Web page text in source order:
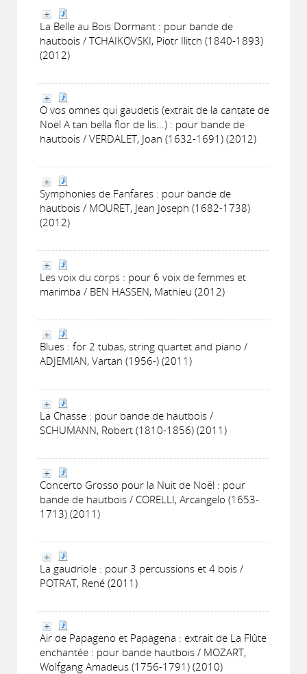
La Belle au Bois Dormant : pour bande de
hautbois / TCHAIKOVSKI, Piotr Ilitch (1840-1893)
(2012)
O vos omnes qui gaudetis (extrait de la cantate de
Noël A tan bella flor de lis...) : pour bande de
hautbois / VERDALET, Joan (1632-1691) (2012)
Symphonies de Fanfares : pour bande de
hautbois / MOURET, Jean Joseph (1682-1738)
(2012)
Les voix du corps : pour 6 voix de femmes et
marimba / BEN HASSEN, Mathieu (2012)
Blues : for 2 tubas, string quartet and piano /
ADJEMIAN, Vartan (1956-) (2011)
La Chasse : pour bande de hautbois /
SCHUMANN, Robert (1810-1856) (2011)
Concerto Grosso pour la Nuit de Noël : pour
bande de hautbois / CORELLI, Arcangelo (1653-
1713) (2011)
La gaudriole : pour 3 percussions et 4 bois /
POTRAT, René (2011)
Air de Papageno et Papagena : extrait de La Flûte
enchantée : pour bande hautbois / MOZART,
Wolfgang Amadeus (1756-1791) (2010)